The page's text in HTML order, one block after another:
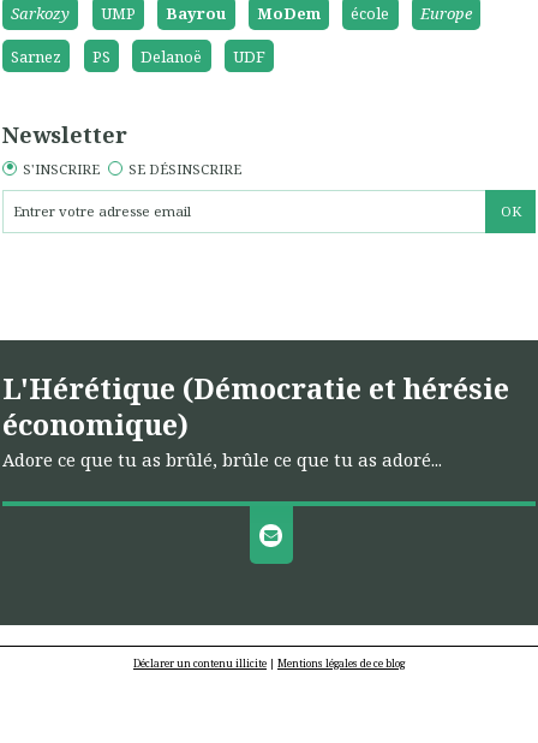
Sarkozy UMP Bayrou MoDem école
Europe
Sarnez
PS Delanoë UDF
Newsletter
S'INSCRIRE SE DÉSINSCRIRE
L'Hérétique (Démocratie et hérésie
économique)
Adore ce que tu as brûlé, brûle ce que tu as adoré...
Déclarer un contenu illicite | Mentions légales de ce blog